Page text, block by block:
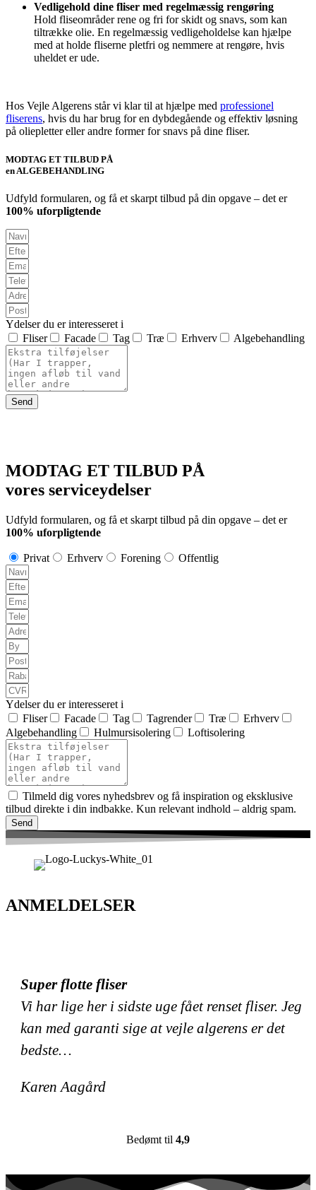
Vedligehold dine fliser med regelmæssig rengøring
Hold fliseområder rene og fri for skidt og snavs, som kan
tiltrække olie. En regelmæssig vedligeholdelse kan hjælpe
med at holde fliserne pletfri og nemmere at rengøre, hvis
uheldet er ude.
Hos Vejle Algerens står vi klar til at hjælpe med professionel
fliserens, hvis du har brug for en dybdegående og effektiv løsning
på oliepletter eller andre former for snavs på dine fliser.
MODTAG ET TILBUD PÅ
en ALGEBEHANDLING
Udfyld formularen, og få et skarpt tilbud på din opgave – det er
100% uforpligtende
Ydelser du er interesseret i
Fliser
Facade Tag Træ Erhverv Algebehandling
Send
MODTAG ET TILBUD PÅ
vores serviceydelser
Udfyld formularen, og få et skarpt tilbud på din opgave – det er
100% uforpligtende
Privat Erhverv Forening Offentlig
Ydelser du er interesseret i
Fliser
Facade Tag Tagrender Træ
Erhverv
Algebehandling
Hulmursisolering Loftisolering
Tilmeld dig vores nyhedsbrev og få inspiration og eksklusive
tilbud direkte i din indbakke. Kun relevant indhold – aldrig spam.
Send
ANMELDELSER
Super flotte fliser
Vi har lige her i sidste uge fået renset fliser. Jeg
kan med garanti sige at vejle algerens er det
bedste…
Karen Aagård
Bedømt til 4,9